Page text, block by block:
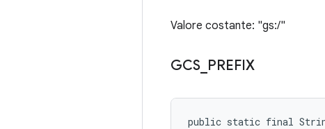
Valore costante: "gs:/"
GCS PREFIX
public static final String